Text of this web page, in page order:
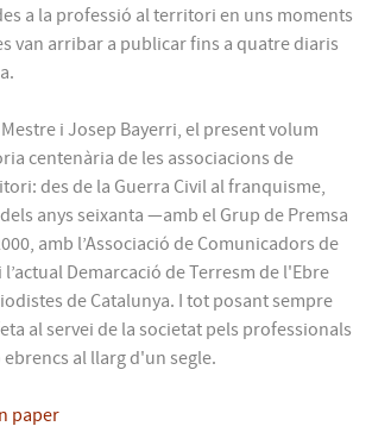
a la professió al territori en uns moments
van arribar a publicar fins a quatre diaris
i Josep Bayerri, el present volum
centenària de les associacions de
des de la Guerra Civil al franquisme,
anys seixanta —amb el Grup de Premsa
amb l’Associació de Comunicadors de
l’actual Demarcació de Terresm de l'Ebre
de Catalunya. I tot posant sempre
al servei de la societat pels professionals
al llarg d'un segle.
paper